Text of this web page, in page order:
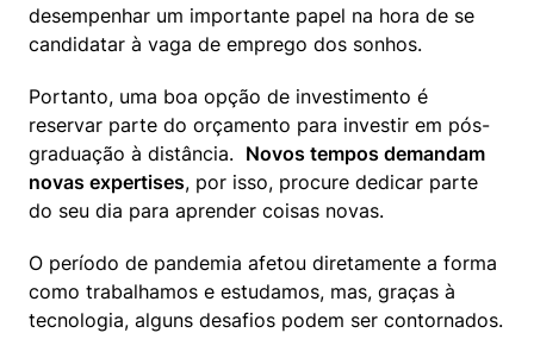
desempenhar um importante papel na hora de se
candidatar à vaga de emprego dos sonhos.
Portanto, uma boa opção de investimento é
reservar parte do orçamento para investir em pós-
graduação à distância. Novos tempos demandam
novas expertises, por isso, procure dedicar parte
do seu dia para aprender coisas novas.
O período de pandemia afetou diretamente a forma
como trabalhamos e estudamos, mas, graças à
tecnologia, alguns desafios podem ser contornados.